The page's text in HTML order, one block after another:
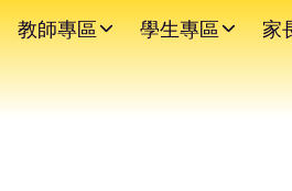
教師專區 學生專區 家